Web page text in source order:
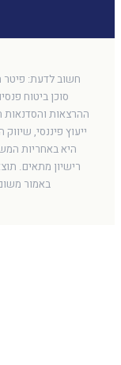
ההרצאות והסדנאות
ייעוץ פיננסי,
היא באחריות
רישיון מתאים.
באמור